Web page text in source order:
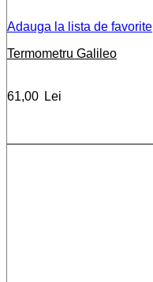
Adauga la lista de favorite
Termometru Galileo
61,00 Lei